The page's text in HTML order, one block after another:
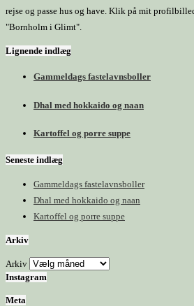
rejse og passe hus og have. Klik på mit
"Bornholm i Glimt".
Lignende indlæg
Gammeldags fastelavnsboller
Dhal med hokkaido og naan
Kartoffel og porre suppe
Seneste indlæg
Gammeldags fastelavnsboller
Dhal med hokkaido og naan
Kartoffel og porre suppe
Arkiv
Arkiv
Instagram
Meta